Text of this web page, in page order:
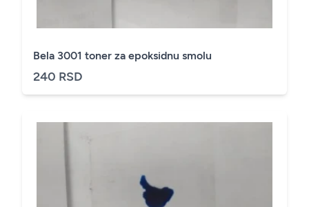
Bela 3001 toner za epoksidnu smolu
240 RSD